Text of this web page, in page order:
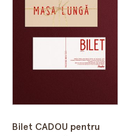
Bilet CADOU pentru